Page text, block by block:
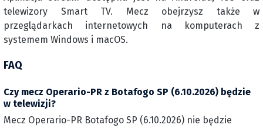
telewizory Smart TV. Mecz obejrzysz także w
przeglądarkach internetowych na komputerach z
systemem Windows i macOS.
FAQ
Czy mecz Operario-PR z Botafogo SP (6.10.2026) będzie
w telewizji?
Mecz Operario-PR Botafogo SP (6.10.2026) nie będzie